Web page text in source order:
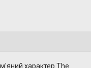
характер The